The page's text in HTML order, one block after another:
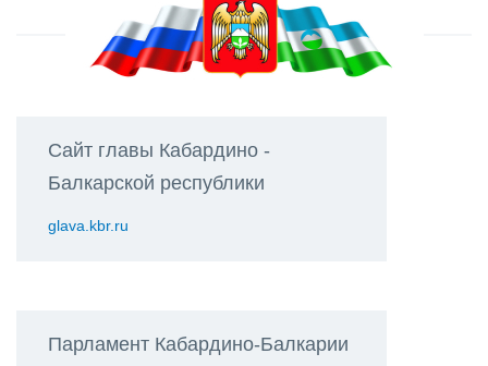
Сайт главы Кабардино -
Балкарской республики
glava.kbr.ru
Парламент Кабардино-Балкарии